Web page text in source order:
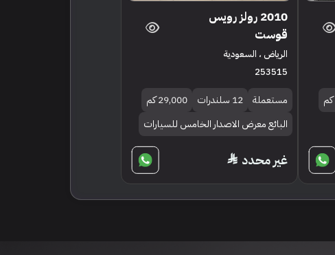
2010 رولز رويس
قوست
الرياض ، السعودية
253515
مستعملة 12 سلندرات
29,000 كم
البائع معرض الاصدار الخامس للسيارات
غير محدد